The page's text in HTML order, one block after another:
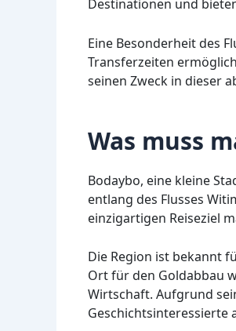
Destinationen und
Eine Besonderheit des
Transferzeiten
seinen Zweck in dieser
Was muss
Bodaybo, eine kleine
entlang des Flusses
einzigartigen Reiseziel
Die Region ist bekannt
Ort für den Goldabbau
Wirtschaft. Aufgrund
Geschichtsinteressierte